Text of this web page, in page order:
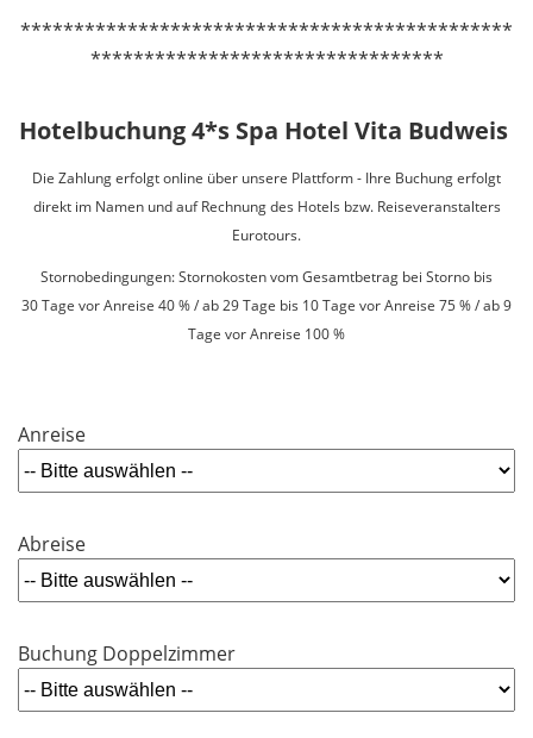
**********************************************
*********************************
Hotelbuchung 4*s Spa Hotel Vita Budweis
Die Zahlung erfolgt online über unsere Plattform - Ihre Buchung erfolgt
direkt im Namen und auf Rechnung des Hotels bzw. Reiseveranstalters
Eurotours.
Stornobedingungen: Stornokosten vom Gesamtbetrag bei Storno bis
30 Tage vor Anreise 40 % / ab 29 Tage bis 10 Tage vor Anreise 75 % / ab 9
Tage vor Anreise 100 %
Anreise
Abreise
Buchung Doppelzimmer